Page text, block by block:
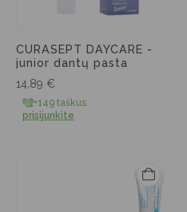
CURASEPT DAYCARE -
junior dantų pasta
14,89 €
+149 taškus
prisijunkite